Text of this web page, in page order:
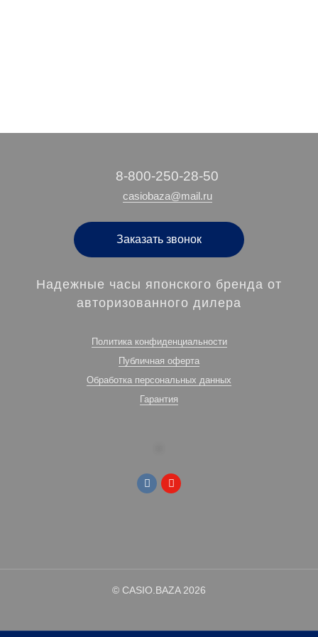
‭8-800-250-28-50
casiobaza@mail.ru
Заказать звонок
Надежные часы японского бренда от
авторизованного дилера
Политика конфиденциальности
Публичная оферта
Обработка персональных данных
Гарантия
© CASIO.BAZA 2026